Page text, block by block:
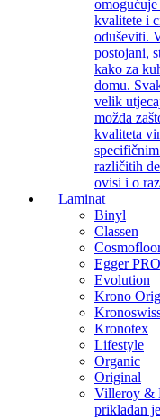
kvalitete i
oduševiti.
postojani,
kako za
domu.
velik
možda
kvaliteta
različitih
ovisi i o
Laminat
Binyl
Classen
Egger PRO
Evolution
Krono
Kronotex
Lifestyle
Organic
Original
Villeroy &
prikladan